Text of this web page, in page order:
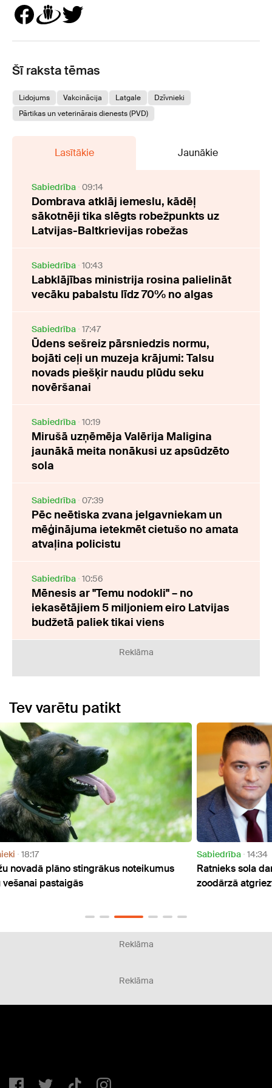
Šī raksta tēmas
Lidojums Vakcinācija Latgale
Dzīvnieki
Pārtikas un veterinārais dienests (PVD)
Lasītākie Jaunākie
Sabiedrība 09:14
Dombrava atklāj iemeslu, kādēļ
sākotnēji tika slēgts robežpunkts uz
Latvijas-Baltkrievijas robežas
Sabiedrība 10:43
Labklājības ministrija rosina palielināt
vecāku pabalstu līdz 70% no algas
Sabiedrība 17:47
Ūdens sešreiz pārsniedzis normu,
bojāti ceļi un muzeja krājumi: Talsu
novads piešķir naudu plūdu seku
novēršanai
Sabiedrība 10:19
Mirušā uzņēmēja Valērija Maligina
jaunākā meita nonākusi uz apsūdzēto
sola
Sabiedrība 07:39
Pēc neētiska zvana jelgavniekam un
mēģinājuma ietekmēt cietušo no amata
atvaļina policistu
Sabiedrība 10:56
Mēnesis ar "Temu nodokli" – no
iekasētājiem 5 miljoniem eiro Latvijas
budžetā paliek tikai viens
Reklāma
Tev varētu patikt
Sabiedrība
Ratnieks sola darīt visu iespējamo, lai Rīgas
zoodārzā atgrieztos ziloņi
"Ja
Reklāma
Reklāma